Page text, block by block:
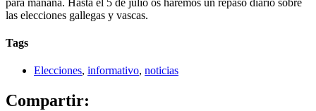
las elecciones gallegas y vascas.
Tags
Elecciones, informativo, noticias
Compartir: